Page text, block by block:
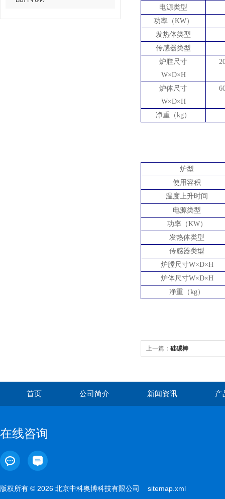
电源类型
功率（KW）
发热体类型
传感器类型
炉膛尺寸
W×D×H
炉体尺寸
W×D×H
净重（kg）
炉型
使用容积
温度上升时间
电源类型
功率（KW）
发热体类型
传感器类型
炉膛尺寸W×D×H
炉体尺寸W×D×H
净重（kg）
上一篇： 硅碳棒
首页 公司简介 新闻资讯 产
在线咨询
版权所有 © 2026 北京中科奥博科技有限公司 sitemap.xml